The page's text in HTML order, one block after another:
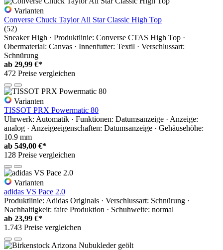
Varianten
Converse Chuck Taylor All Star Classic High Top
(52)
Sneaker High · Produktlinie: Converse CTAS High Top ·
Obermaterial: Canvas · Innenfutter: Textil · Verschlussart:
Schnürung
ab 29,99 €*
472 Preise vergleichen
Varianten
TISSOT PRX Powermatic 80
Uhrwerk: Automatik · Funktionen: Datumsanzeige · Anzeige:
analog · Anzeigeeigenschaften: Datumsanzeige · Gehäusehöhe:
10.9 mm
ab 549,00 €*
128 Preise vergleichen
Varianten
adidas VS Pace 2.0
Produktlinie: Adidas Originals · Verschlussart: Schnürung ·
Nachhaltigkeit: faire Produktion · Schuhweite: normal
ab 23,99 €*
1.743 Preise vergleichen